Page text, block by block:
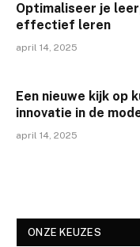
Optimaliseer je
effectief leren
april 14, 2025
Een nieuwe kijk op
innovatie in de
april 14, 2025
ONZE KEUZES